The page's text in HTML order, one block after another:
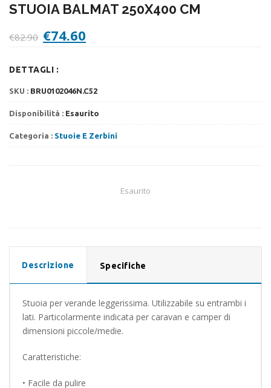
STUOIA BALMAT 250X400 CM
€82.90 Il
prezzo
era:
€82.90.
€74.60
prezzo
€74.60.
DETTAGLI :
SKU : BRU0102046N.C52
Disponibilità : Esaurito
Categoria : Stuoie E Zerbini
Esaurito
Descrizione Specifiche
Stuoia per verande leggerissima. Utilizzabile su entrambi i
lati. Particolarmente indicata per caravan e camper di
dimensioni piccole/medie.
Caratteristiche:
• Facile da pulire